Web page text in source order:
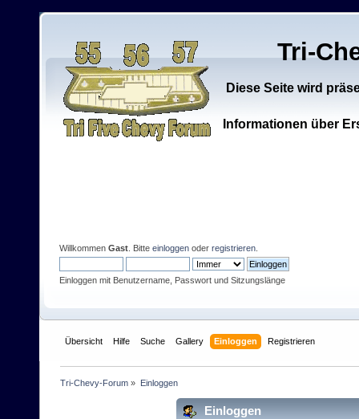
Tri-
Diese Seite wird
Informationen über
Willkommen Gast . Bitte einloggen oder registrieren
Einloggen mit Benutzername, Passwort und Sitzungslänge
Übersicht Hilfe Suche Gallery Einloggen Registrieren
Tri-Chevy-Forum » Einloggen
Einloggen